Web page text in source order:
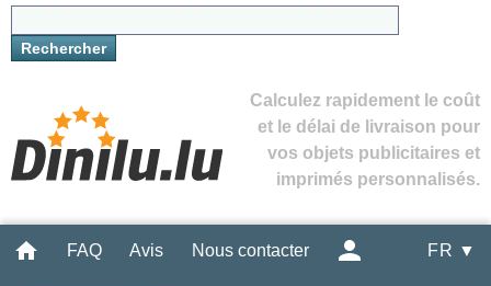
Calculez rapidement le coût
et le délai de livraison pour
vos objets publicitaires et
imprimés personnalisés.
FAQ Avis Nous contacter FR ▼